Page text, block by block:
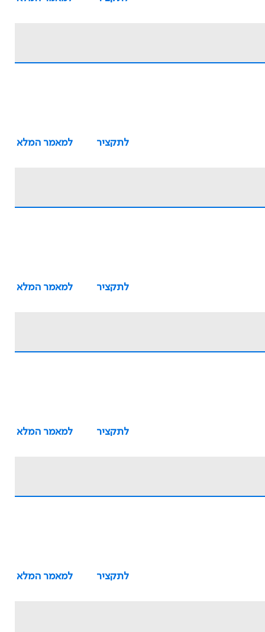
לתקציר למאמר המלא
לתקציר למאמר המלא
לתקציר למאמר המלא
לתקציר למאמר המלא